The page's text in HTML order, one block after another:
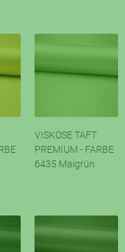
VISKOSE TAFT
PREMIUM - FARBE
6435 Maigrün